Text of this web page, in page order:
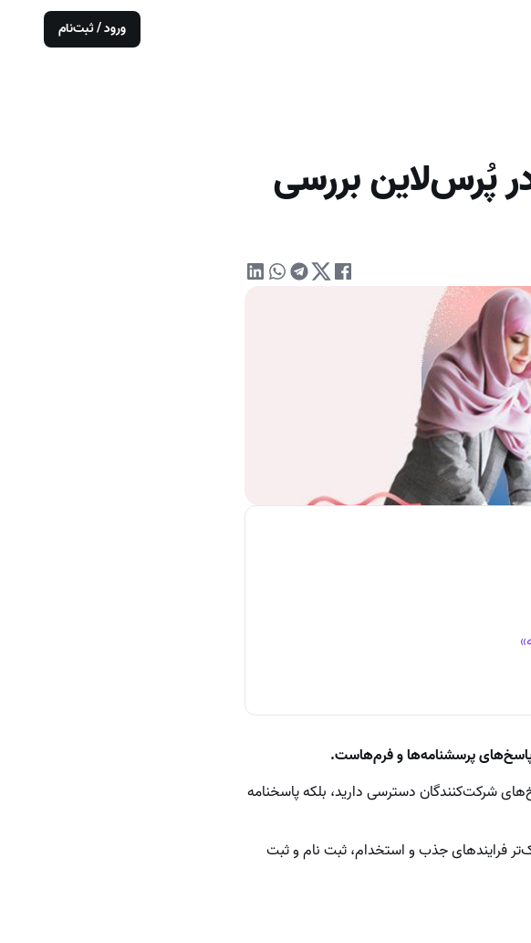
ورود / ثبت‌نام
پُرس‌لاین بررسی
پرسشنامه‌ها و فرم‌هاست.
شرکت‌کنندگان دسترسی دارید، بلکه پاسخنامه
فرایندهای جذب و استخدام، ثبت نام و ثبت